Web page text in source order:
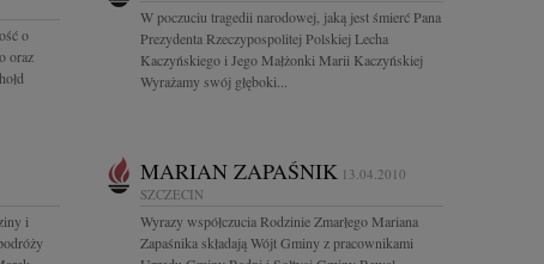
o
oraz
W poczuciu tragedii narodowej, jaką jest śmierć Pana
Prezydenta Rzeczypospolitej Polskiej Lecha
Kaczyńskiego i Jego Małżonki Marii Kaczyńskiej
Wyrażamy swój głęboki...
i
MARIAN ZAPAŚNIK 13.04.2010
SZCZECIN
Wyrazy współczucia Rodzinie Zmarłego Mariana
Zapaśnika składają Wójt Gminy z pracownikami